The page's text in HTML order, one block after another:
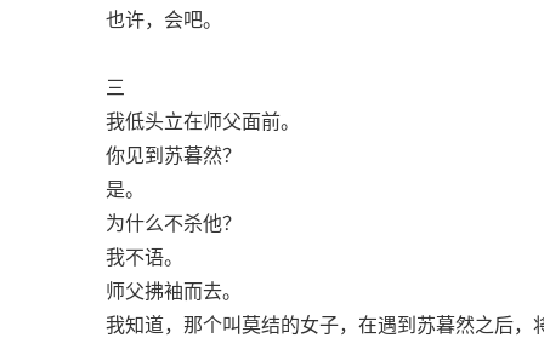
也许，会吧。
三
我低头立在师父面前。
你见到苏暮然？
是。
为什么不杀他？
我不语。
师父拂袖而去。
我知道，那个叫莫结的女子，在遇到苏暮然之后，